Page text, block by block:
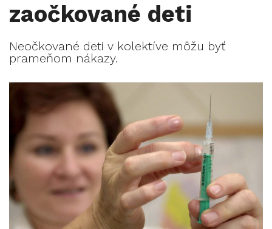
zaočkované deti
Neočkované deti v kolektíve môžu byť
prameňom nákazy.